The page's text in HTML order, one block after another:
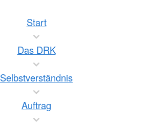
Start
Das DRK
Selbstverständnis
Auftrag